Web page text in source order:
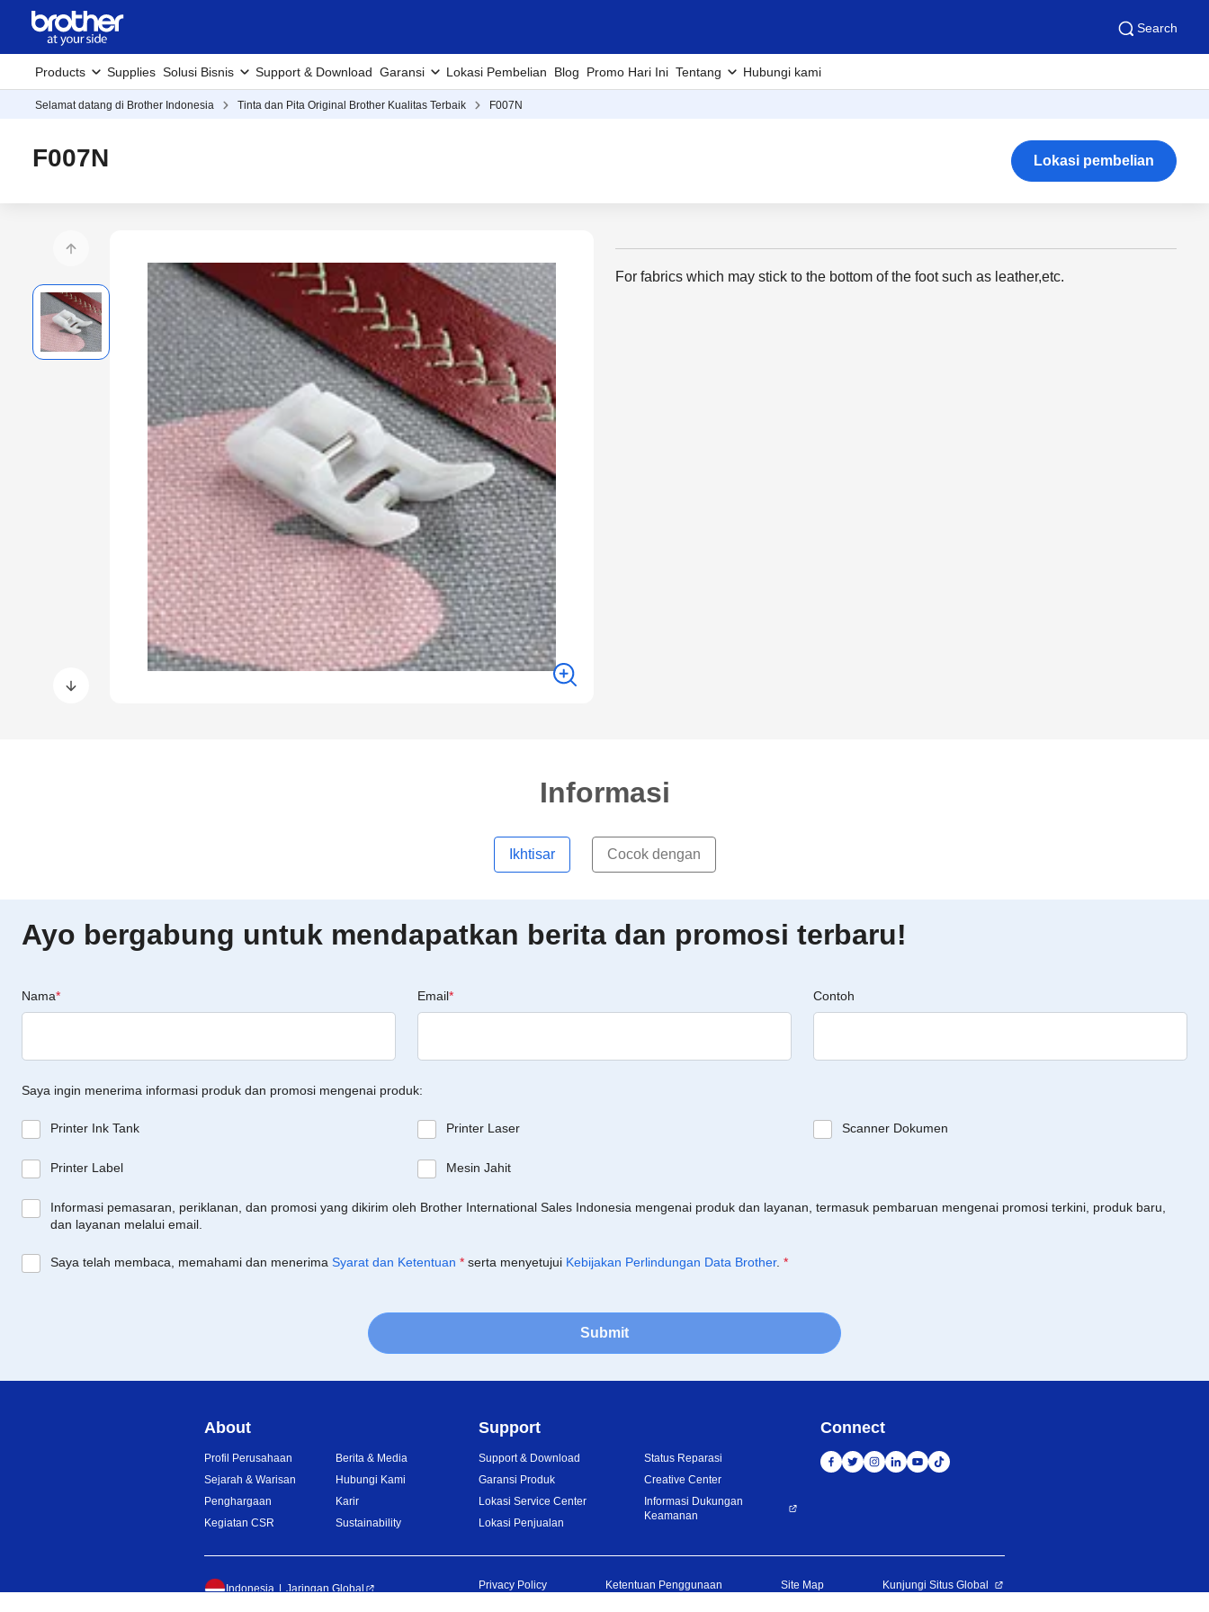
Search
Products Supplies Solusi Bisnis Support & Download Garansi Lokasi Pembelian Blog Promo Hari Ini Tentang Hubungi kami
Selamat datang di Brother Indonesia Tinta dan Pita Original Brother Kualitas Terbaik F007N
F007N Lokasi pembelian
For fabrics which may stick to the bottom of the foot such as leather,etc.
Informasi
Ikhtisar Cocok dengan
Ayo bergabung untuk mendapatkan berita dan promosi terbaru!
Nama* Email* Contoh
Saya ingin menerima informasi produk dan promosi mengenai produk:
Printer Ink Tank Printer Laser Scanner Dokumen
Printer Label Mesin Jahit
Informasi pemasaran, periklanan, dan promosi yang dikirim oleh Brother International Sales Indonesia mengenai produk dan layanan, termasuk pembaruan mengenai promosi terkini, produk baru,
dan layanan melalui email.
Saya telah membaca, memahami dan menerima Syarat dan Ketentuan * serta menyetujui Kebijakan Perlindungan Data Brother. *
Submit
About
Profil Perusahaan
Sejarah & Warisan
Penghargaan
Kegiatan CSR
Berita & Media
Hubungi Kami
Karir
Sustainability
Support
Support & Download
Garansi Produk
Lokasi Service Center
Lokasi Penjualan
Status Reparasi
Creative Center
Informasi Dukungan
Keamanan
Connect
Indonesia Jaringan Global Privacy Policy Ketentuan Penggunaan Site Map Kunjungi Situs Global